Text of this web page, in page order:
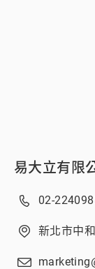
易大立有限
02-
新北市中